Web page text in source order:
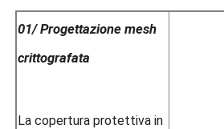
01/ Progettazione mesh
crittografata
La copertura protettiva in